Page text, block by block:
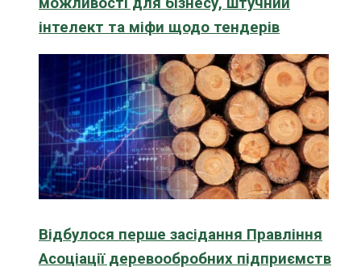
інтелект та міфи щодо тендерів
Відбулося перше засідання Правління
Асоціації деревообробних підприємств